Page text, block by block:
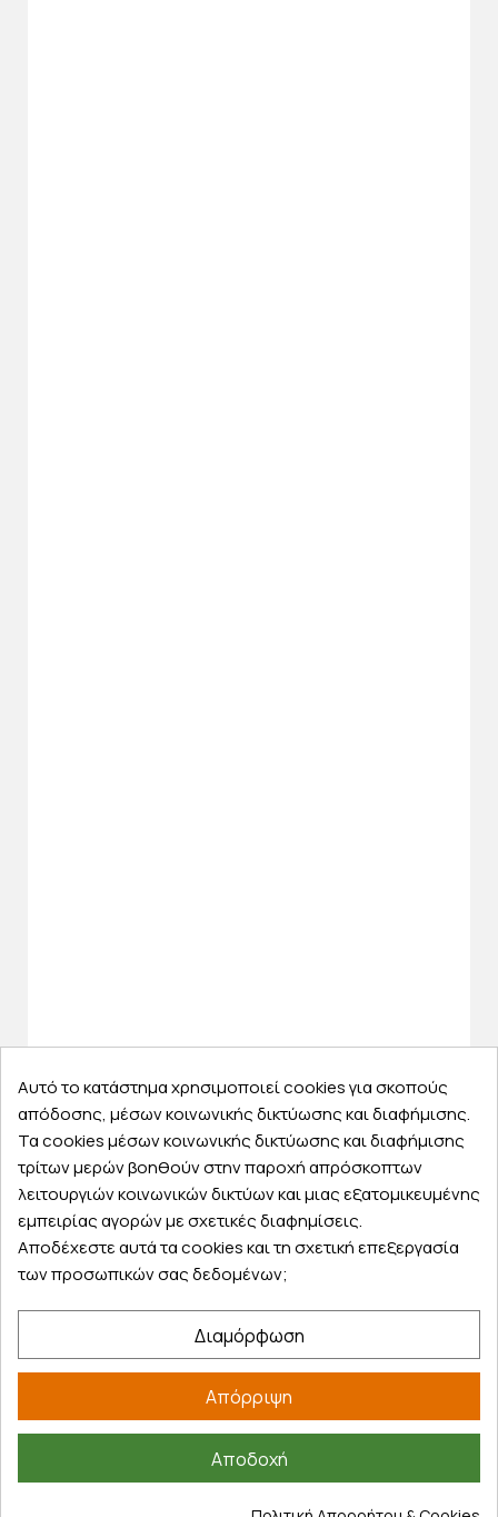
Αυτό το κατάστημα χρησιμοποιεί cookies για σκοπούς
απόδοσης, μέσων κοινωνικής δικτύωσης και διαφήμισης.
Τα cookies μέσων κοινωνικής δικτύωσης και διαφήμισης
τρίτων μερών βοηθούν στην παροχή απρόσκοπτων
λειτουργιών κοινωνικών δικτύων και μιας εξατομικευμένης
εμπειρίας αγορών με σχετικές διαφημίσεις.
Αποδέχεστε αυτά τα cookies και τη σχετική επεξεργασία
των προσωπικών σας δεδομένων;
Διαμόρφωση
Απόρριψη
Αποδοχή